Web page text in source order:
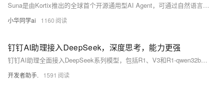
Suna是由Kortix推出的全球首个开源通用型AI Agent，可通过自然语言对话自动完成浏览器操作、数据分析、系统管理等复杂任务。它具有“执行力”，能像人类员工一样理解指令并操作数字工具，支持自托管保障数据安全，适用于市场分析、学术研究、企业办公等场景。Suna的核心优势在于实现“语言→行动”的转化，适合需要实际操作的任务，如爬虫、报表生成和网站部署。项目地址为：https://github.com/kortix-ai/suna。
小华同学ai 1160
钉钉AI助理接入DeepSeek，深度思考，能力更强
钉钉AI助理全面接入DeepSeek系列模型，包括R1、V3和R1-qwen32b蒸馏版。用户可在钉钉上创建AI助理时选择这些模型，并使用全新模板一键创建、发布和使用基于DeepSeek模型的AI助理。PC端和移动端均提供了简便的操作步骤来创建和发布AI助理，无需复杂配置即可实现深度思考和联网查询功能。此次更新旨在提升工作效率，提供更丰富的选择和更智能的体验。
开发者助手. 1591